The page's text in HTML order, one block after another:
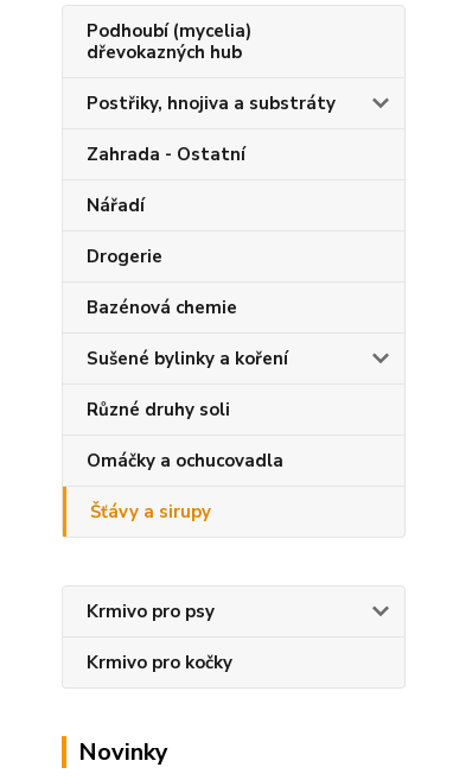
Podhoubí (mycelia)
dřevokazných hub
Postřiky, hnojiva a substráty
Zahrada - Ostatní
Nářadí
Drogerie
Bazénová chemie
Sušené bylinky a koření
Různé druhy soli
Omáčky a ochucovadla
Šťávy a sirupy
Krmivo pro psy
Krmivo pro kočky
Novinky